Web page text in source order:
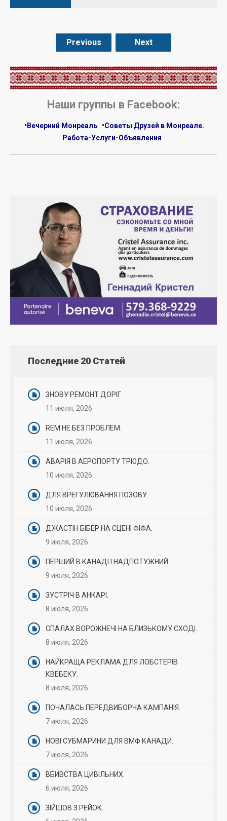
Previous Next
.
Наши группы в Facebook:
•Вечерний Монреаль
•Советы Друзей в Монреале.
Работа-Услуги-Объявления
Последние 20 Статей
ЗНОВУ РЕМОНТ ДОРІГ.
11 июля, 2026
REM НЕ БЕЗ ПРОБЛЕМ.
11 июля, 2026
АВАРІЯ В АЕРОПОРТУ ТРЮДО.
10 июля, 2026
ДЛЯ ВРЕГУЛЮВАННЯ ПОЗОВУ.
10 июля, 2026
ДЖАСТІН БІБЕР НА СЦЕНІ ФІФА.
9 июля, 2026
ПЕРШИЙ В КАНАДІ І НАДПОТУЖНИЙ.
9 июля, 2026
ЗУСТРІЧ В АНКАРІ.
8 июля, 2026
СПАЛАХ ВОРОЖНЕЧІ НА БЛИЗЬКОМУ СХОДІ.
8 июля, 2026
НАЙКРАЩА РЕКЛАМА ДЛЯ ЛОБСТЕРІВ
КВЕБЕКУ.
8 июля, 2026
ПОЧАЛАСЬ ПЕРЕДВИБОРЧА КАМПАНІЯ.
7 июля, 2026
НОВІ СУБМАРИНИ ДЛЯ ВМФ КАНАДИ.
7 июля, 2026
ВБИВСТВА ЦИВІЛЬНИХ.
6 июля, 2026
ЗІЙШОВ З РЕЙОК.